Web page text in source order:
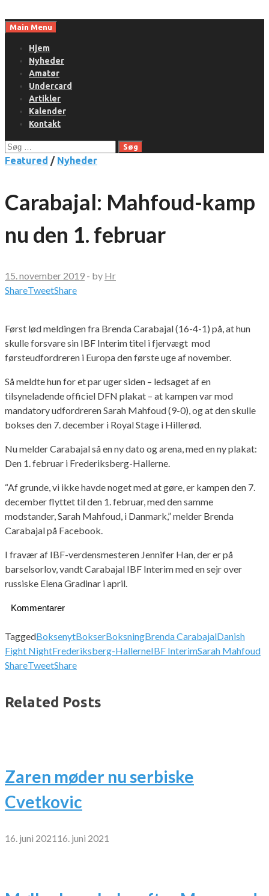
toMain Menu
Hjem
Nyheder
Amatør
Undercard
Artikler
Kalender
Kontakt
Søg
efter:
Featured / Nyheder
Carabajal: Mahfoud-kamp
nu den 1. februar
15. november 2019 - by Hr
ShareTweetShare
Først lød meldingen fra Brenda Carabajal (16-4-1) på, at hun
skulle forsvare sin IBF Interim titel i fjervægt mod
førsteudfordreren i Europa den første uge af november.
Så meldte hun for et par uger siden – ledsaget af en
tilsyneladende officiel DFN plakat – at kampen var mod
mandatory udfordreren Sarah Mahfoud (9-0), og at den skulle
bokses den 7. december i Royal Stage i Hillerød.
Nu melder Carabajal så en ny dato og arena, med en ny plakat:
Den 1. februar i Frederiksberg-Hallerne.
“Af grunde, vi ikke havde noget med at gøre, er kampen den 7.
december flyttet til den 1. februar, med den samme
modstander, Sarah Mahfoud, i Danmark,” melder Brenda
Carabajal på Facebook.
I fravær af IBF-verdensmesteren Jennifer Han, der er på
barselsorlov, vandt Carabajal IBF Interim med en sejr over
russiske Elena Gradinar i april.
Kommentarer
TaggedBoksenytBokserBoksningBrenda CarabajalDanish
Fight NightFrederiksberg-HallerneIBF InterimSarah Mahfoud
ShareTweetShare
Related Posts
Zaren møder nu serbiske
Cvetkovic
16. juni 2021 16. juni 2021